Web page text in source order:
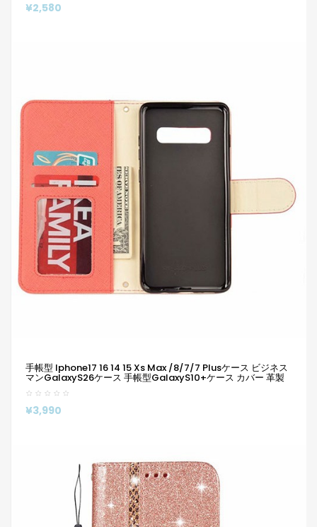
¥2,580
手帳型 Iphone17 16 14 15 Xs Max /8/7/7 Plusケース ビジネス
マンGalaxyS26ケース 手帳型GalaxyS10+ケース カバー 革製
¥3,990